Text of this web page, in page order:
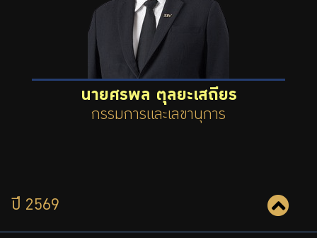
นายศรพล ตุลยะเสถียร
กรรมการและเลขานุการ
ปี 2569